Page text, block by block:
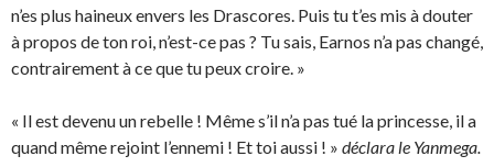
n’es plus haineux envers les Drascores. Puis tu t’es mis à douter
à propos de ton roi, n’est-ce pas ? Tu sais, Earnos n’a pas changé,
contrairement à ce que tu peux croire. »
« Il est devenu un rebelle ! Même s’il n’a pas tué la princesse, il a
quand même rejoint l’ennemi ! Et toi aussi ! » déclara le Yanmega.